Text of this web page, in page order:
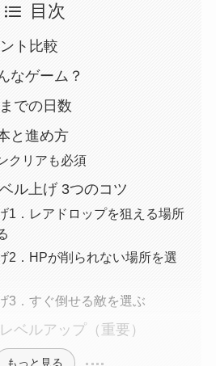
目次
ト比較
なゲーム？
での日数
と進め方
クリアも必須
ル上げ 3つのコツ
1．レアドロップを狙える場所
2．HPが削られない場所を選
3．すぐ倒せる敵を選ぶ
ベルアップ（重要）
もっと見る